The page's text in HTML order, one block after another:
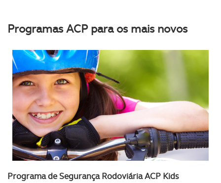
Programas ACP para os mais novos
Programa de Segurança Rodoviária ACP Kids